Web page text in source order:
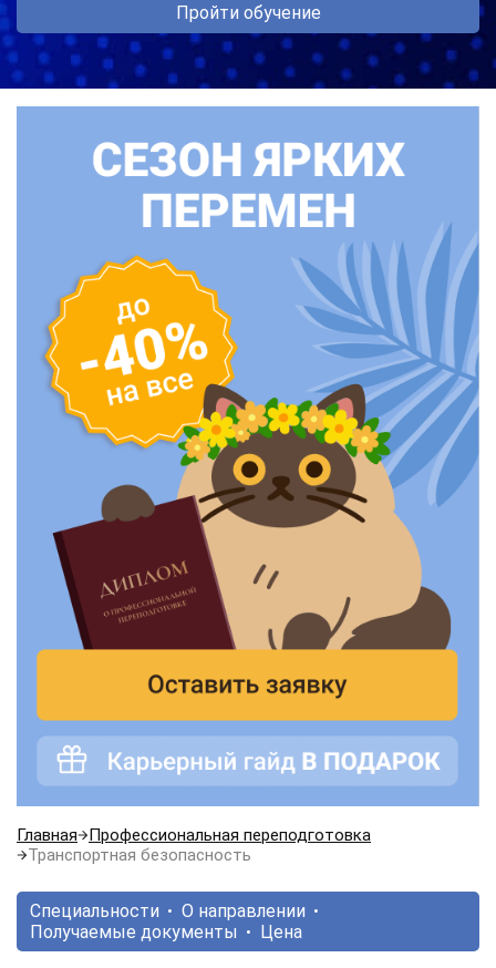
Пройти обучение
Главная
Профессиональная переподготовка
Транспортная безопасность
Специальности
О направлении
Получаемые документы
Цена